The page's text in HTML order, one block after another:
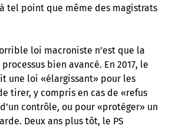
tel point que même des magistrats
loi macroniste n’est que la
bien avancé. En 2017, le
une loi «élargissant» pour les
tirer, y compris en cas de «refus
contrôle, ou pour «protéger» un
Deux ans plus tôt, le PS